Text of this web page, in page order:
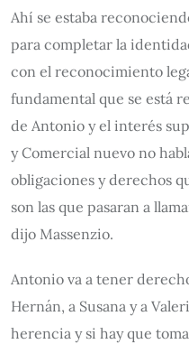
Ahí se estaba
para completar la
con el reconocimiento
fundamental que se está
de Antonio y el interés
y Comercial nuevo no
obligaciones y derechos
son las que pasaran a
dijo Massenzio.
Antonio va a tener
Hernán, a Susana y a
herencia y si hay que